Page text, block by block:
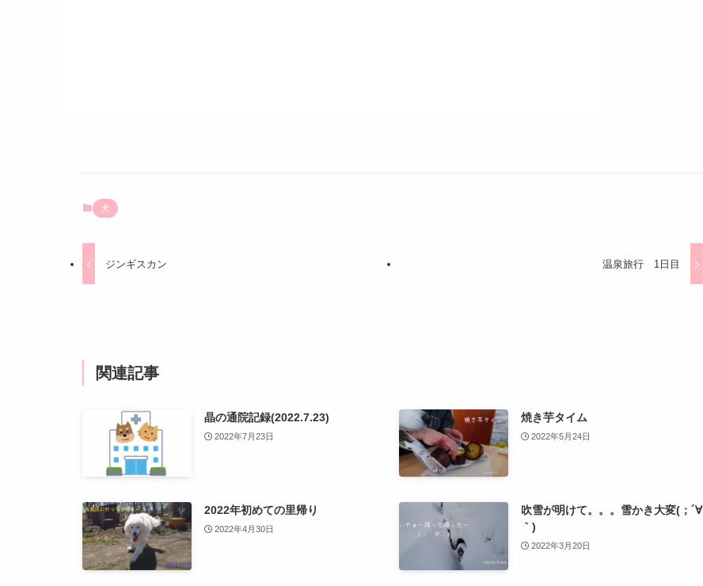
犬
ジンギスカン 温泉旅行 1日目
関連記事
晶の通院記録(2022.7.23)
2022年7月23日
焼き芋タイム
2022年5月24日
2022年初めての里帰り
2022年4月30日
吹雪が明けて。。。雪かき大変(；´∀
｀)
2022年3月20日